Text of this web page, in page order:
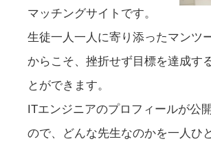
マッチングサイトです。
生徒一人一人に寄り添ったマンツ
からこそ、挫折せず目標を達成す
とができます。
ITエンジニアのプロフィールが公
ので、どんな先生なのかを一人ひ